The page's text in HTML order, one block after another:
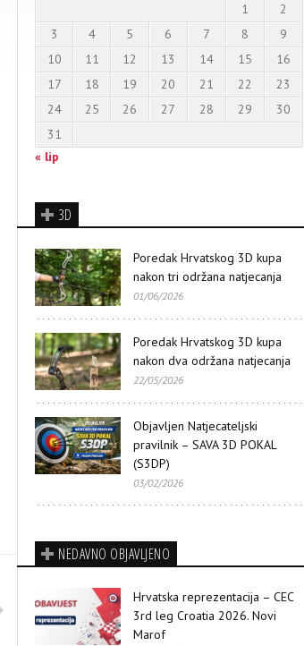
1
2
3
4 5 6 7 8
9
10
11 12 13 14 15
16
17
18 19 20 21 22
23
24
25 26 27 28 29
30
31
« lip
3D
Poredak Hrvatskog 3D kupa
nakon tri održana natjecanja
01/06/2026
Poredak Hrvatskog 3D kupa
nakon dva održana natjecanja
22/05/2026
Objavljen Natjecateljski
pravilnik – SAVA 3D POKAL
(S3DP)
03/02/2026
NEDAVNO OBJAVLJENO
Hrvatska reprezentacija – CEC
3rd leg Croatia 2026. Novi
Marof